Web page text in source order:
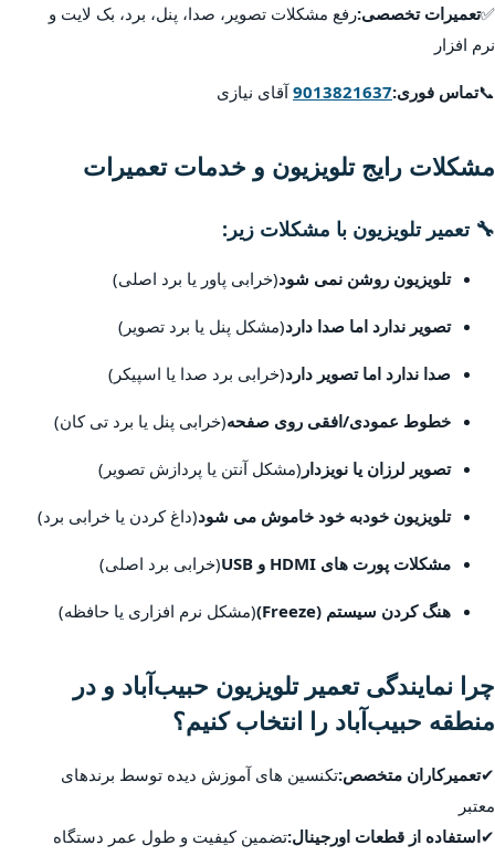
✅تعمیرات تخصصی:رفع مشکلات تصویر، صدا، پنل، برد، بک لایت و
نرم افزار
📞تماس فوری:9013821637آقای نیازی
مشکلات رایج تلویزیون و خدمات تعمیرات
🔧 تعمیر تلویزیون با مشکلات زیر:
تلویزیون روشن نمی شود(خرابی پاور یا برد اصلی)
تصویر ندارد اما صدا دارد(مشکل پنل یا برد تصویر)
صدا ندارد اما تصویر دارد(خرابی برد صدا یا اسپیکر)
خطوط عمودی/افقی روی صفحه(خرابی پنل یا برد تی کان)
تصویر لرزان یا نویزدار (مشکل آنتن یا پردازش تصویر)
تلویزیون خودبه خود خاموش می شود(داغ کردن یا خرابی برد)
مشکلات پورت های HDMI و USB (خرابی برد اصلی)
هنگ کردن سیستم (Freeze) (مشکل نرم افزاری یا حافظه)
چرا نمایندگی تعمیر تلویزیون حبیب‌آباد و در
منطقه حبیب‌آباد را انتخاب کنیم؟
✔تعمیرکاران متخصص:تکنسین های آموزش دیده توسط برندهای
معتبر
✔استفاده از قطعات اورجینال:تضمین کیفیت و طول عمر دستگاه